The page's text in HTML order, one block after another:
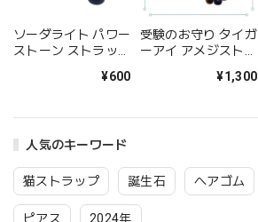
人気のキーワード
猫ストラップ 誕生石 ヘアゴム
ピアス 2024年
ソーダライト パワー
ストーン ストラップ
プ 勉強運 スマホ ス
円 シンプル チャー
ト ラッピング無料
ー
¥600
受験のお守り タイガ
ーアイ アメジスト
ラップ 天然石 携帯
お守り プレゼント
ー
¥1,300